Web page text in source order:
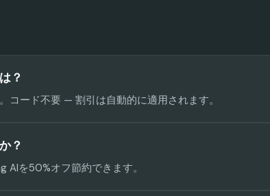
？
コード不要 — 割引は自動的に適用されます。
？
AIを50%オフ節約できます。